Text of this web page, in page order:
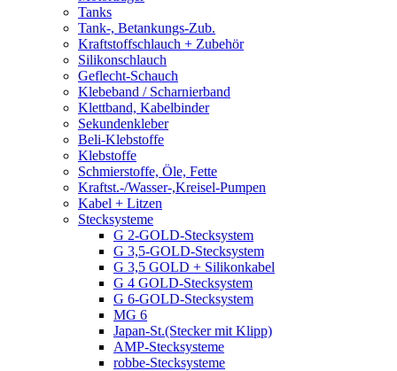
Tanks
Tank-, Betankungs-Zub.
Kraftstoffschlauch + Zubehör
Silikonschlauch
Geflecht-Schauch
Klebeband / Scharnierband
Klettband, Kabelbinder
Sekundenkleber
Beli-Klebstoffe
Klebstoffe
Schmierstoffe, Öle, Fette
Kraftst.-/Wasser-,Kreisel-Pumpen
Kabel + Litzen
Stecksysteme
G 2-GOLD-Stecksystem
G 3,5-GOLD-Stecksystem
G 3,5 GOLD + Silikonkabel
G 4 GOLD-Stecksystem
G 6-GOLD-Stecksystem
MG 6
Japan-St.(Stecker mit Klipp)
AMP-Stecksysteme
robbe-Stecksysteme